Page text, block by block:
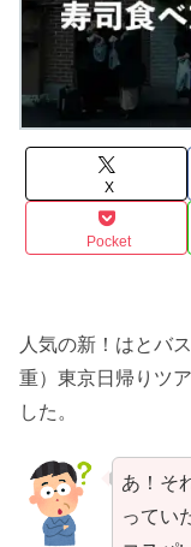
X
Pocket
人気の新！はとバ
重）東京日帰りツ
した。
あ！そ
ってい